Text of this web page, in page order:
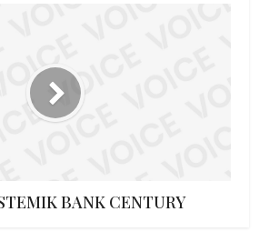
BANK CENTURY